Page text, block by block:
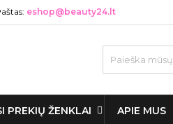
eshop@beauty24.lt
PREKIŲ ŽENKLAI APIE MUS